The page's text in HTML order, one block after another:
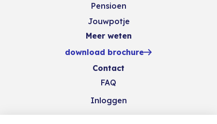
Pensioen
Jouwpotje
Meer weten
download brochure
Contact
FAQ
Inloggen